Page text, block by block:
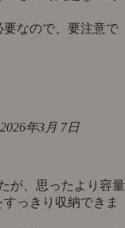
なので、要注意で
2026年3月 7日
が、思ったより容量
っきり収納できま